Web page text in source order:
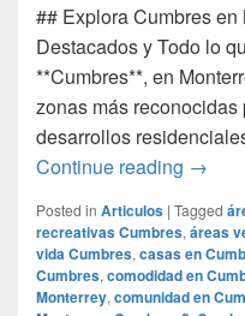
## Explora Cumbres
Destacados y Todo lo
**Cumbres**, en
zonas más
desarrollos
Continue reading ##
→
Posted in Articulos | Tagged
recreativas Cumbres, áreas
vida Cumbres, casas en
Cumbres, comodidad en
Monterrey, comunidad en